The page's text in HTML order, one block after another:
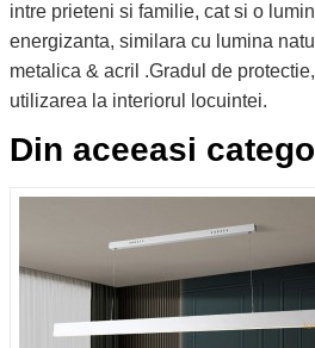
intre prieteni si familie, cat si o
energizanta, similara cu lumina
metalica & acril .Gradul de
utilizarea la interiorul locuintei.
Din aceeasi